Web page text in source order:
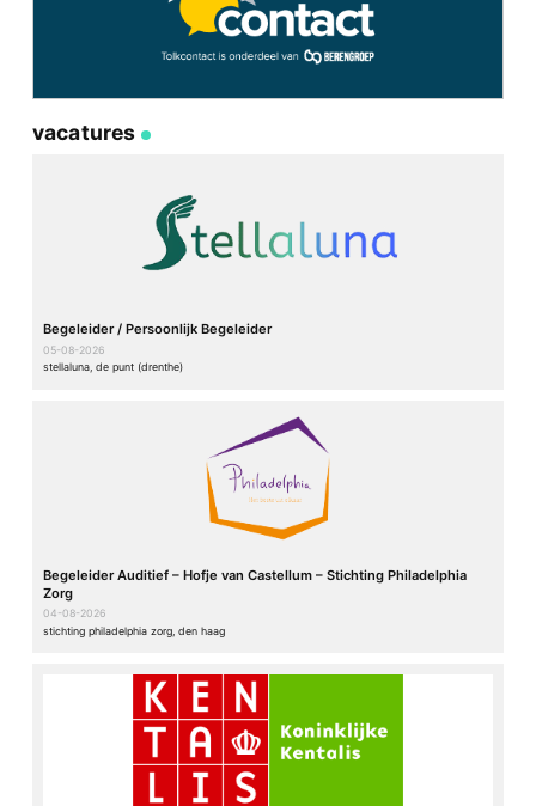
vacatures
Begeleider / Persoonlijk Begeleider
05-08-2026
stellaluna, de punt (drenthe)
Begeleider Auditief – Hofje van Castellum – Stichting Philadelphia
Zorg
04-08-2026
stichting philadelphia zorg, den haag